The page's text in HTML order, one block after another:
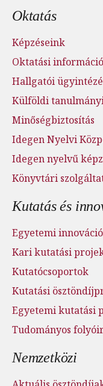
Oktatás
Képzéseink
Oktatási
Hallgatói
Külföldi
Minőségbiztosítás
Idegen Nyelvi
Idegen nyelvű
Könyvtári
Kutatás és
Egyetemi
Kari kutatási
Kutatócsoportok
Kutatási
Egyetemi kutatási
Tudományos
Nemzetközi